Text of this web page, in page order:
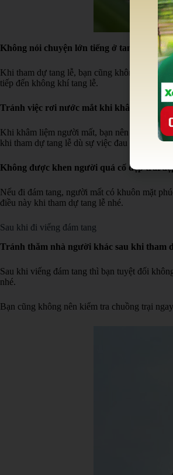
Không nói chuyện lớn tiếng ở tang lễ
Khi tham dự tang lễ, bạn cũng không nên
tiếp đến không khí tang lễ.
Tránh việc rơi nước mắt khi khâm liệm
Khi khâm liệm người mất, bạn nên kiêng kỵ
khi tham dự tang lễ dù sự việc đau lòng
Không được khen người quá cố đẹp trai/
Nếu đi đám tang, người mất có khuôn mặt
điều này khi tham dự tang lễ nhé.
Sau khi đi viếng đám tang
Tránh thăm nhà người khác sau khi tham
Sau khi viếng đám tang thì bạn tuyệt đối
nhé.
Bạn cũng không nên kiểm tra chuồng trại